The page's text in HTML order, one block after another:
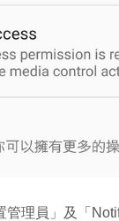
管理員」及「